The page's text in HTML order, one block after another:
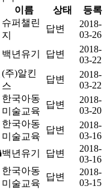
이름 상태
등록
슈퍼챌린
지
답변
2018-
03-26
백년유기 답변
2018-
03-22
(주)알킨
스
답변
2018-
03-22
한국아동
미술교육
답변
2018-
03-20
한국아동
미술교육
답변
2018-
03-16
백년유기 답변
2018-
03-16
한국아동
미술교육
답변
2018-
03-15